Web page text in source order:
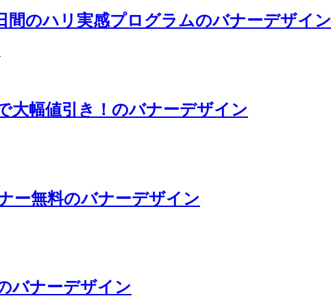
間のハリ実感プログラムのバナーデザイン
大幅値引き！のバナーデザイン
ー無料のバナーデザイン
バナーデザイン